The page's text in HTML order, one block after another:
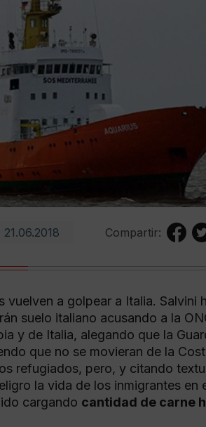
21.06.2018 Compartir:
a golpear a Italia. Salvini
suelo italiano acusando a la
y de Italia, alegando que la
que no se movieran de la
refugiados, pero, y citando
la vida de los inmigrantes en
cargando cantidad de carne